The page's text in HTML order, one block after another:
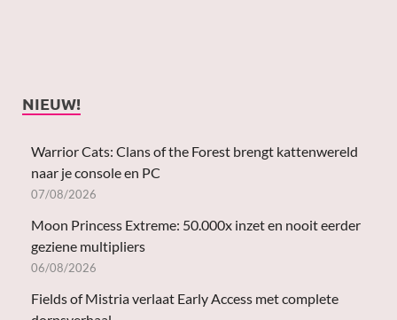
NIEUW!
Warrior Cats: Clans of the Forest brengt kattenwereld
naar je console en PC
07/08/2026
Moon Princess Extreme: 50.000x inzet en nooit eerder
geziene multipliers
06/08/2026
Fields of Mistria verlaat Early Access met complete